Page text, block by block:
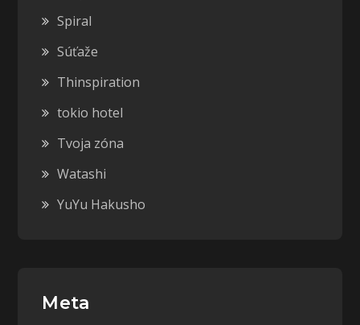
Spiral
Súťaže
Thinspiration
tokio hotel
Tvoja zóna
Watashi
YuYu Hakusho
Meta